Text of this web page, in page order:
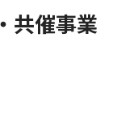
共催事業